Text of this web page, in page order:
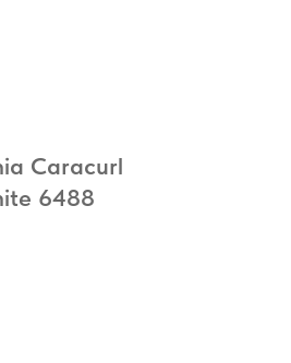
Caracurl
6488